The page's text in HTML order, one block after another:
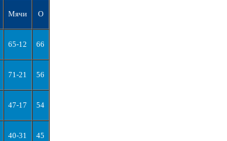
Мячи О
65-12 66
71-21 56
47-17 54
40-31 45